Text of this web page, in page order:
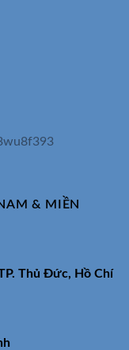
& MIỀN
Thủ Đức, Hồ Chí